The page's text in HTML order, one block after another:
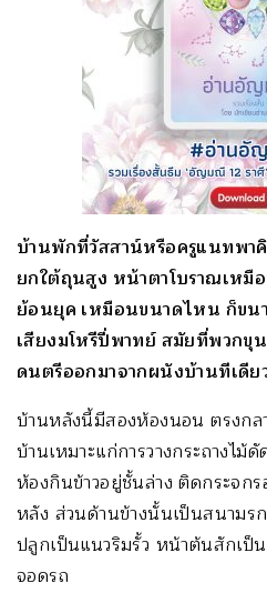
บ้านพักที่วัสสาน์หรือครูแนทพ
ยกใต้ถุนสูง หน้าตาโบราณเหมื
ย้อนยุค เหมือนขนาดไหน ก็ขน
เสียงมโหรีปี่พาทย์ สมัยที่พวก
ดนตรีออกมาจากผนังบ้านทีเดีย
บ้านหลังนี้มีสองห้องนอน ตรงกล
บ้านเหมาะแก่การวางกระถางไม้
ห้องกินข้าวอยู่ชั้นล่าง ติดกระจก
หลัง ส่วนด้านข้างนั้นเป็นสนามร
ปลูกเป็นแนวริมรั้ว หน้าต้นสักเป็น
จอดรถ